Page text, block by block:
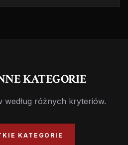
KATEGORIE
według różnych kryteriów.
KATEGORIE